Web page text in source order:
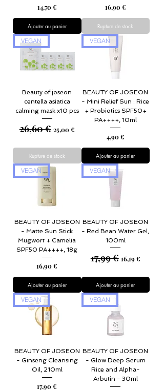
Prix
14,70 €
Ajouter au panier
Prix
16,90 €
Rupture de stock
VEGAN
Beauty of joseon
centella asiatica
calming mask x10 pcs
Prix original
26,60 € Prix promotionnel
25,00 €
Rupture de stock
VEGAN
BEAUTY OF JOSEON
- Mini Relief Sun : Rice
+ Probiotics SPF50+
PA++++, 10ml
Prix
4,90 €
Ajouter au panier
VEGAN
BEAUTY OF JOSEON
- Matte Sun Stick
Mugwort + Camelia
SPF50 PA++++, 18g
Prix
16,90 €
Ajouter au panier
VEGAN
BEAUTY OF JOSEON
- Red Bean Water Gel,
100ml
Prix original
17,99 € Prix
16,19 €
Ajouter au panier
VEGAN
BEAUTY OF JOSEON
- Ginseng Cleansing
Oil, 210ml
Prix
17,90 €
VEGAN
BEAUTY OF JOSEON
- Glow Deep Serum
Rice and Alpha-
Arbutin - 30ml